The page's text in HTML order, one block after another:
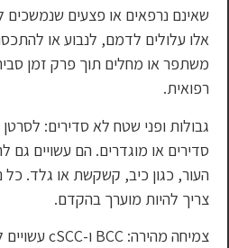
שנמשכים לתקופה ממושכת. פצעים
או להתכסות בגלד. אם פצע אינו
זמן סביר, יש צורך בהערכה
לסרטן העור יש לרוב גבולות לא
עשויים גם להציג שינויים של פני שטח
או גלד. כל נגע בעל מאפיינים אלה
צמיחה מהירה: BCC ו-cSCC עשויים להפגין צמיחה מהירה,